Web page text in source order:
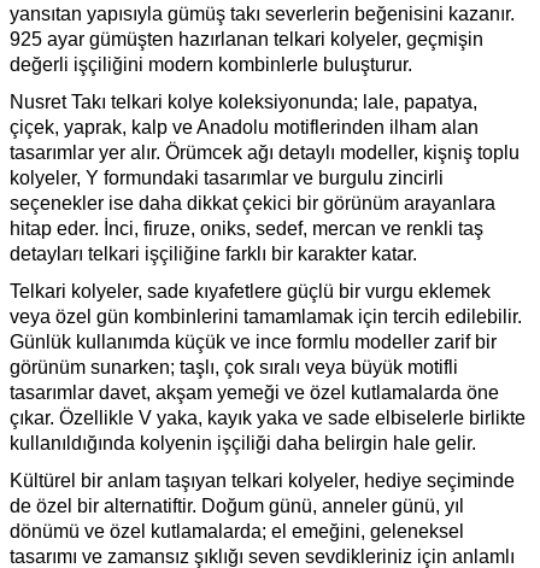
yansıtan yapısıyla gümüş takı severlerin beğenisini kazanır.
925 ayar gümüşten hazırlanan telkari kolyeler, geçmişin
değerli işçiliğini modern kombinlerle buluşturur.
Nusret Takı telkari kolye koleksiyonunda; lale, papatya,
çiçek, yaprak, kalp ve Anadolu motiflerinden ilham alan
tasarımlar yer alır. Örümcek ağı detaylı modeller, kişniş toplu
kolyeler, Y formundaki tasarımlar ve burgulu zincirli
seçenekler ise daha dikkat çekici bir görünüm arayanlara
hitap eder. İnci, firuze, oniks, sedef, mercan ve renkli taş
detayları telkari işçiliğine farklı bir karakter katar.
Telkari kolyeler, sade kıyafetlere güçlü bir vurgu eklemek
veya özel gün kombinlerini tamamlamak için tercih edilebilir.
Günlük kullanımda küçük ve ince formlu modeller zarif bir
görünüm sunarken; taşlı, çok sıralı veya büyük motifli
tasarımlar davet, akşam yemeği ve özel kutlamalarda öne
çıkar. Özellikle V yaka, kayık yaka ve sade elbiselerle birlikte
kullanıldığında kolyenin işçiliği daha belirgin hale gelir.
Kültürel bir anlam taşıyan telkari kolyeler, hediye seçiminde
de özel bir alternatiftir. Doğum günü, anneler günü, yıl
dönümü ve özel kutlamalarda; el emeğini, geleneksel
tasarımı ve zamansız şıklığı seven sevdikleriniz için anlamlı